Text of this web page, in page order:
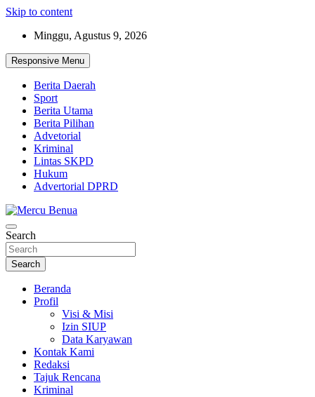
Skip to content
Minggu, Agustus 9, 2026
Responsive Menu
Berita Daerah
Sport
Berita Utama
Berita Pilihan
Advetorial
Kriminal
Lintas SKPD
Hukum
Advertorial DPRD
Mercu Benua
Suara Masyarakat Bawah
Search
Search
Beranda
Profil
Visi & Misi
Izin SIUP
Data Karyawan
Kontak Kami
Redaksi
Tajuk Rencana
Kriminal